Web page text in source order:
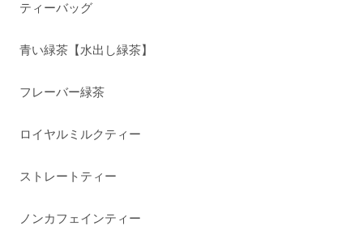
ティーバッグ
青い緑茶【水出し緑茶】
フレーバー緑茶
ロイヤルミルクティー
ストレートティー
ノンカフェインティー